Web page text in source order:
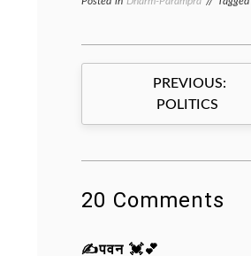
Post
navigation
PREVIOUS:
POLITICS
20 Comments
✍पवन 💓💕